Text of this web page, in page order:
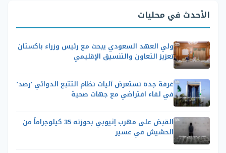
الأحدث في محليات
ولي العهد السعودي يبحث مع رئيس وزراء باكستان
تعزيز التعاون والتنسيق الإقليمي
غرفة جدة تستعرض آليات نظام التتبع الدوائي ‘رصد’
في لقاء افتراضي مع جهات صحية
القبض على مهرب إثيوبي بحوزته 35 كيلوجراماً من
الحشيش في عسير